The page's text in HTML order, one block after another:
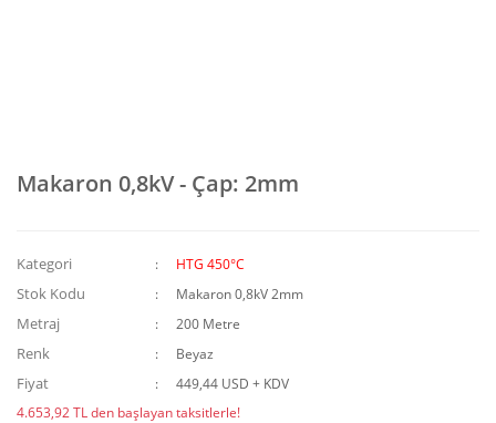
Makaron 0,8kV - Çap: 2mm
Kategori HTG 450°C
Stok Kodu Makaron 0,8kV 2mm
Metraj 200 Metre
Renk Beyaz
Fiyat
449,44 USD + KDV
4.653,92 TL den başlayan taksitlerle!